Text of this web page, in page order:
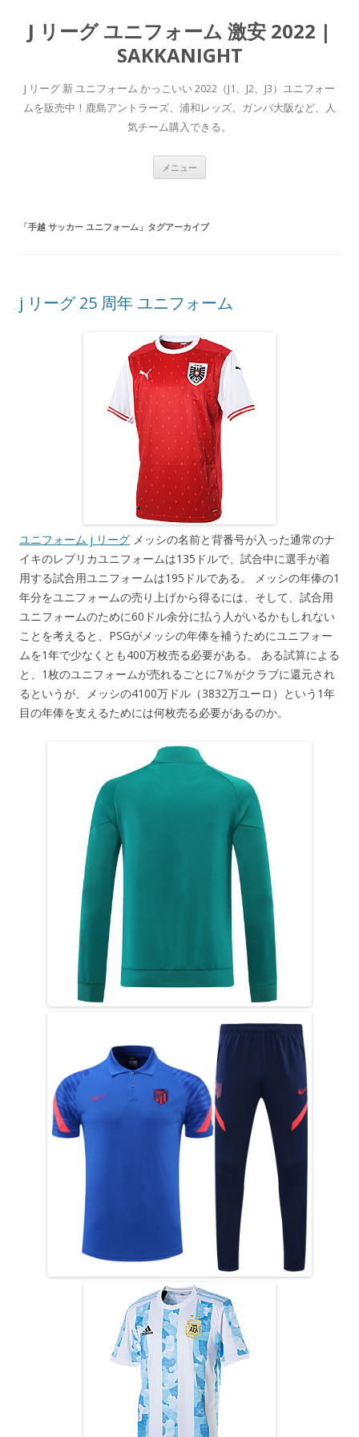
J リーグ ユニフォーム 激安 2022 |
SAKKANIGHT
J リーグ 新 ユニフォーム かっこいい 2022（J1、J2、J3）ユニフォー
ム​を販売中！鹿島アントラーズ、浦和レッズ、ガンバ大阪など、人
気チーム購入できる。
メニュー
ス
「手越 サッカー ユニフォーム 」タグアーカイブ
j リーグ 25 周年 ユニフォーム
ユニフォーム j リーグ メッシの名前と背番号が入った通常のナ
イキのレプリカユニフォームは135ドルで、試合中に選手が着
用する試合用ユニフォームは195ドルである。 メッシの年俸の1
年分をユニフォームの売り上げから得るには、そして、試合用
ユニフォームのために60ドル余分に払う人がいるかもしれない
ことを考えると、PSGがメッシの年俸を補うためにユニフォー
ムを1年で少なくとも400万枚売る必要がある。 ある試算による
と、1枚のユニフォームが売れるごとに7％がクラブに還元され
るというが、メッシの4100万ドル（3832万ユーロ）という1年
目の年俸を支えるためには何枚売る必要があるのか。